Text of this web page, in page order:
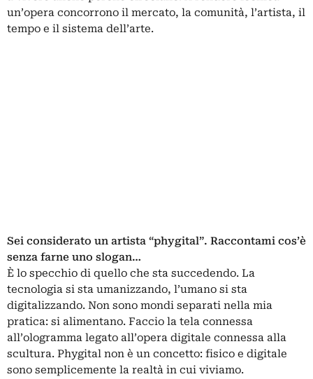
un’opera concorrono il mercato, la comunità, l’artista, il
tempo e il sistema dell’arte.
Sei considerato un artista “phygital”. Raccontami cos’è
senza farne uno slogan…
È lo specchio di quello che sta succedendo. La
tecnologia si sta umanizzando, l’umano si sta
digitalizzando. Non sono mondi separati nella mia
pratica: si alimentano. Faccio la tela connessa
all’ologramma legato all’opera digitale connessa alla
scultura. Phygital non è un concetto: fisico e digitale
sono semplicemente la realtà in cui viviamo.